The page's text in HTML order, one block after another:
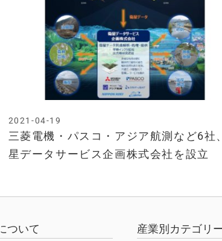
三菱電機・パスコ・アジア航測など6社
星データサービス企画株式会社を設立
2021-04-19
ついて 産業別カテゴリ